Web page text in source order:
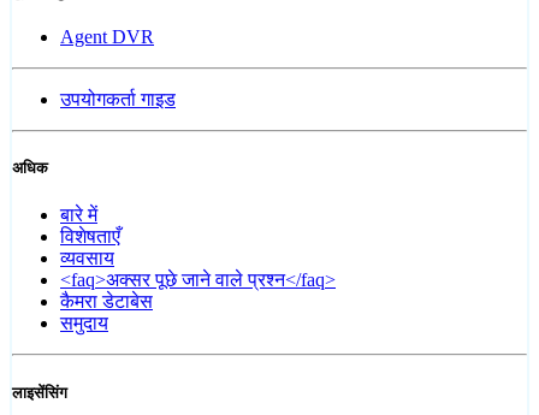
Agent DVR
उपयोगकर्ता गाइड
अधिक
बारे में
विशेषताएँ
व्यवसाय
<faq>अक्सर पूछे जाने वाले प्रश्न</faq>
कैमरा डेटाबेस
समुदाय
लाइसेंसिंग